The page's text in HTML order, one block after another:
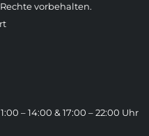
vorbehalten.
– 14:00 & 17:00 – 22:00 Uhr